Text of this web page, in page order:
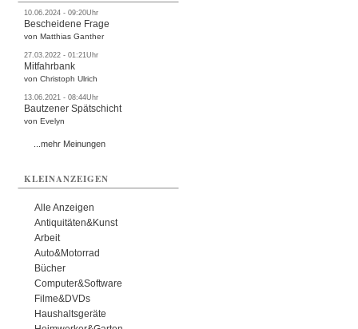
10.06.2024 - 09:20Uhr
Bescheidene Frage
von Matthias Ganther
27.03.2022 - 01:21Uhr
Mitfahrbank
von Christoph Ulrich
13.06.2021 - 08:44Uhr
Bautzener Spätschicht
von Evelyn
...mehr Meinungen
KLEINANZEIGEN
Alle Anzeigen
Antiquitäten&Kunst
Arbeit
Auto&Motorrad
Bücher
Computer&Software
Filme&DVDs
Haushaltsgeräte